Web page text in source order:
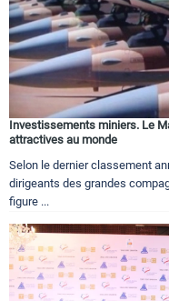
Circuits touristiques
Tourisme
Régions
Hotels
Evenements
Investissements miniers. Le
attractives au monde
Selon le dernier classement
dirigeants des grandes
figure ...